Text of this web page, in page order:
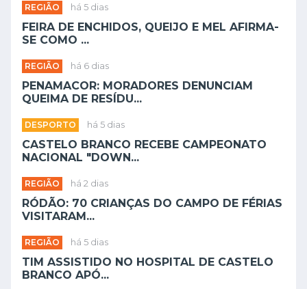
REGIÃO há 5 dias
FEIRA DE ENCHIDOS, QUEIJO E MEL AFIRMA-
SE COMO ...
REGIÃO há 6 dias
PENAMACOR: MORADORES DENUNCIAM
QUEIMA DE RESÍDU...
DESPORTO há 5 dias
CASTELO BRANCO RECEBE CAMPEONATO
NACIONAL "DOWN...
REGIÃO há 2 dias
RÓDÃO: 70 CRIANÇAS DO CAMPO DE FÉRIAS
VISITARAM...
REGIÃO há 5 dias
TIM ASSISTIDO NO HOSPITAL DE CASTELO
BRANCO APÓ...